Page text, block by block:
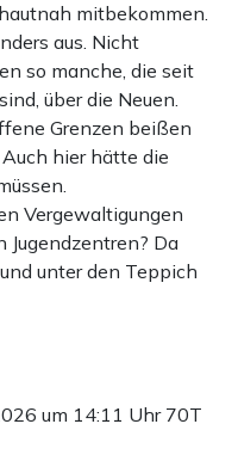
mitbekommen.
aus. Nicht
so manche, die seit
über die Neuen.
Grenzen beißen
hier hätte die
Vergewaltigungen
Jugendzentren? Da
unter den Teppich
um 14:11 Uhr 70T